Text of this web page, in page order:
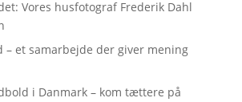
Vores husfotograf Frederik Dahl
– et samarbejde der giver mening
i Danmark – kom tættere på